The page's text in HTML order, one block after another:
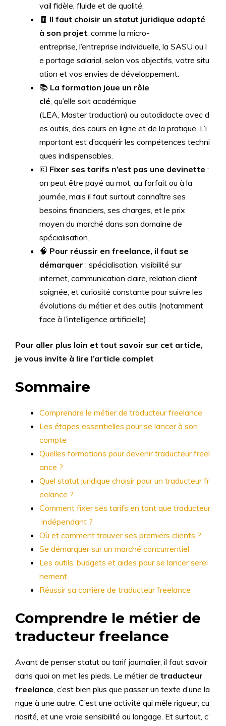
vail fidèle, fluide et de qualité.
🧾 Il faut choisir un statut juridique adapté
à son projet, comme la micro-
entreprise, l’entreprise individuelle, la SASU ou l
e portage salarial, selon vos objectifs, votre situ
ation et vos envies de développement.
📚 La formation joue un rôle
clé, qu’elle soit académique
(LEA, Master traduction) ou autodidacte avec d
es outils, des cours en ligne et de la pratique. L’i
mportant est d’acquérir les compétences techni
ques indispensables.
💶 Fixer ses tarifs n’est pas une devinette :
on peut être payé au mot, au forfait ou à la
journée, mais il faut surtout connaître ses
besoins financiers, ses charges, et le prix
moyen du marché dans son domaine de
spécialisation.
🧠 Pour réussir en freelance, il faut se
démarquer : spécialisation, visibilité sur
internet, communication claire, relation client
soignée, et curiosité constante pour suivre les
évolutions du métier et des outils (notamment
face à l’intelligence artificielle).
Pour aller plus loin et tout savoir sur cet article,
je vous invite à lire l’article complet
Sommaire
Comprendre le métier de traducteur freelance
Les étapes essentielles pour se lancer à son
compte
Quelles formations pour devenir traducteur freel
ance ?
Quel statut juridique choisir pour un traducteur fr
eelance ?
Comment fixer ses tarifs en tant que traducteur
indépendant ?
Où et comment trouver ses premiers clients ?
Se démarquer sur un marché concurrentiel
Les outils, budgets et aides pour se lancer serei
nement
Réussir sa carrière de traducteur freelance
Comprendre le métier de
traducteur freelance
Avant de penser statut ou tarif journalier, il faut savoir
dans quoi on met les pieds. Le métier de traducteur
freelance, c’est bien plus que passer un texte d’une la
ngue à une autre. C’est une activité qui mêle rigueur, cu
riosité, et une vraie sensibilité au langage. Et surtout, c’